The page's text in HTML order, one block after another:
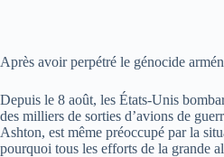
Après avoir perpétré le génocide
Depuis le 8 août, les États-Unis
des milliers de sorties d’avions de
Ashton, est même préoccupé par la
pourquoi tous les efforts de la grande